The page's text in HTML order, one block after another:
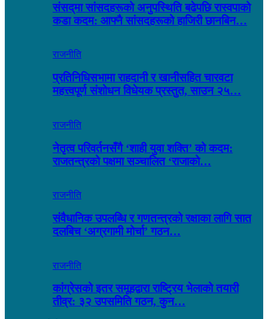
संसद्‌मा सांसदहरूको अनुपस्थिति बढेपछि रास्वपाको
कडा कदम: आफ्नै सांसदहरूको हाजिरी छानबिन…
राजनीति
प्रतिनिधिसभामा राहदानी र खानीसहित चारवटा
महत्त्वपूर्ण संशोधन विधेयक प्रस्तुत, साउन २५…
राजनीति
नेतृत्व परिवर्तनसँगै ‘शाही युवा शक्ति’ को कदम:
राजतन्त्रको पक्षमा सञ्चालित ‘राजाको…
राजनीति
संवैधानिक उपलब्धि र गणतन्त्रको रक्षाका लागि सात
दलबिच ‘अग्रगामी मोर्चा’ गठन…
राजनीति
कांग्रेसको इतर समूहद्वारा राष्ट्रिय भेलाको तयारी
तीव्र: ३२ उपसमिति गठन, कुन…